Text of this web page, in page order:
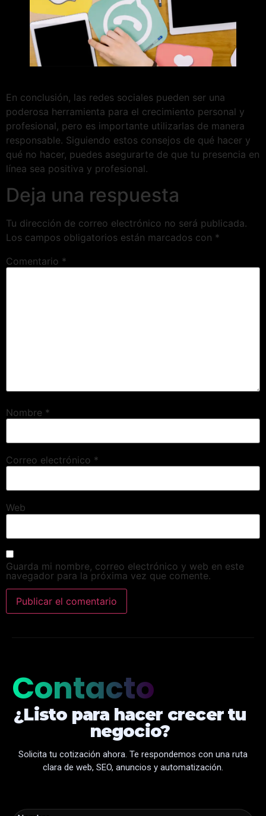
En conclusión, las redes sociales pueden ser una
poderosa herramienta para el crecimiento personal y
profesional, pero es importante utilizarlas de manera
responsable. Siguiendo estos consejos de qué hacer y
qué no hacer, puedes asegurarte de que tu presencia en
línea sea positiva y profesional.
Deja una respuesta
Tu dirección de correo electrónico no será publicada.
Los campos obligatorios están marcados con *
Comentario *
Nombre *
Correo electrónico *
Web
Guarda mi nombre, correo electrónico y web en este
navegador para la próxima vez que comente.
Contacto
¿Listo para hacer crecer tu
negocio?
Solicita tu cotización ahora. Te respondemos con una ruta
clara de web, SEO, anuncios y automatización.